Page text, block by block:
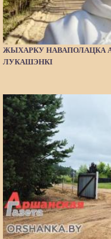
ЖЫХАРКУ НАВАПОЛАЦКА
ЛУКАШЭНКІ